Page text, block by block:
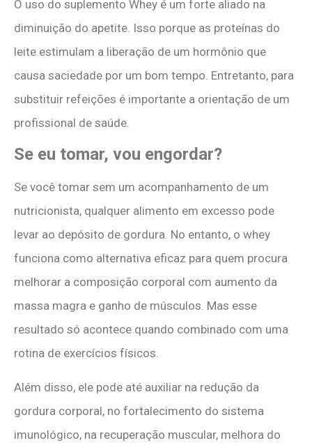
O uso do suplemento Whey é um forte aliado na
diminuição do apetite. Isso porque as proteínas do
leite estimulam a liberação de um hormônio que
causa saciedade por um bom tempo. Entretanto, para
substituir refeições é importante a orientação de um
profissional de saúde.
Se eu tomar, vou engordar?
Se você tomar sem um acompanhamento de um
nutricionista, qualquer alimento em excesso pode
levar ao depósito de gordura. No entanto, o whey
funciona como alternativa eficaz para quem procura
melhorar a composição corporal com aumento da
massa magra e ganho de músculos. Mas esse
resultado só acontece quando combinado com uma
rotina de exercícios físicos.
Além disso, ele pode até auxiliar na redução da
gordura corporal, no fortalecimento do sistema
imunológico, na recuperação muscular, melhora do